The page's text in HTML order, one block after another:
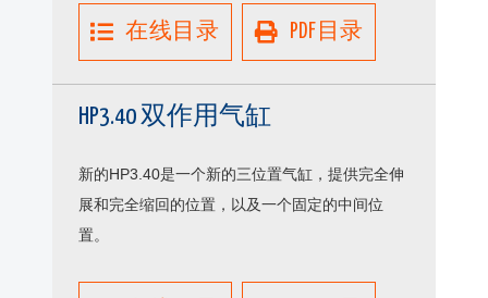
在线目录 PDF目录
HP3.40 双作用气缸
新的HP3.40是一个新的三位置气缸，提供完全伸
展和完全缩回的位置，以及一个固定的中间位
置。